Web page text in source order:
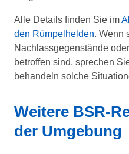
Alle Details finden Sie im
den Rümpelhelden. Wenn
Nachlassgegenstände
betroffen sind, sprechen
behandeln solche
Weitere BSR-
der Umgebung